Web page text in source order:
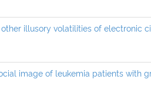
other illusory volatilities of electronic
image of leukemia patients with